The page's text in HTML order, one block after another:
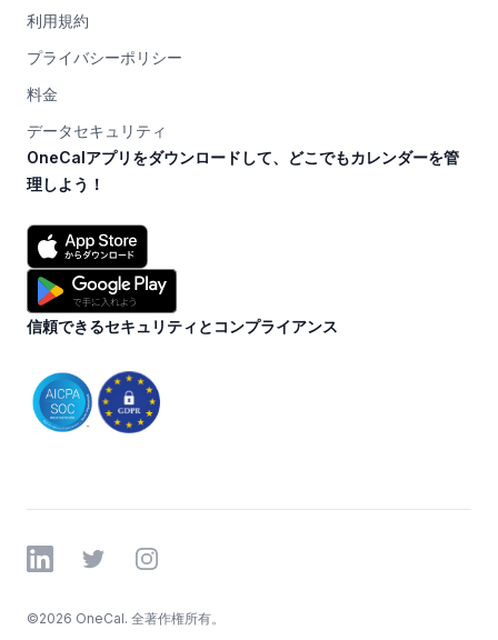
利用規約
プライバシーポリシー
料金
データセキュリティ
OneCalアプリをダウンロードして、どこでもカレンダーを管
理しよう！
信頼できるセキュリティとコンプライアンス
LinkedInTwitter Instagram
©2026 OneCal. 全著作権所有。